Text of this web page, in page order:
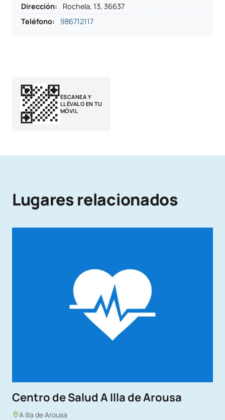
Dirección:
Rochela, 13, 36637
Teléfono: 986712117
ESCANEA Y
LLÉVALO EN TU
MÓVIL
Lugares relacionados
Centro de Salud A Illa de Arousa
A Illa de Arousa